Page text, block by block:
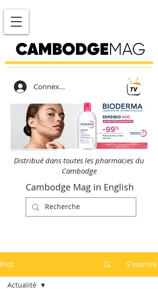
Connexion
Distribué dans toutes les pharmacies du
Cambodge
Cambodge Mag in English
Post S'inscrire
Actualité